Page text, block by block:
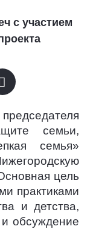
с участием
семьи,
семья»
цель
практиками
и детства,
обсуждение